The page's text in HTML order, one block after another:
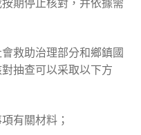
救助治理部分和鄉鎮國
抽查可以采取以下方
有關材料；